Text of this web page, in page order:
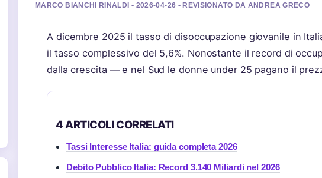
MARCO BIANCHI RINALDI • 2026-04-26 • REVISIONATO DA ANDREA GRECO
A dicembre 2025 il tasso di disoccupazione giovanile in
il tasso complessivo del 5,6%. Nonostante il record di
dalla crescita — e nel Sud le donne under 25 pagano il
4 ARTICOLI CORRELATI
Tassi Interesse Italia: guida completa 2026
Debito Pubblico Italia: Record 3.140 Miliardi nel 2026